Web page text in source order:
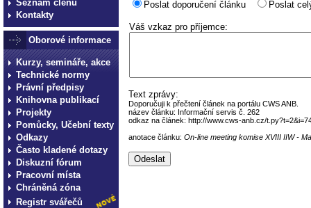
Seznam členů
Kontakty
Oborové informace
Kurzy, semináře, akce
Technické normy
Právní předpisy
Knihovna publikací
Projekty
Pomůcky, Učební texty
Odkazy
Často kladené dotazy
Diskuzní fórum
Pracovní místa
Chráněná zóna
Registr svářečů
Poslat doporučení článku
Poslat
Váš vzkaz pro příjemce:
Text zprávy:
Doporučuji k přečtení článek na portálu CWS ANB.
název článku: Informační servis č. 262
odkaz na článek: http://www.cws-anb.cz/
anotace článku: On-line meeting komise XVIII IIW -